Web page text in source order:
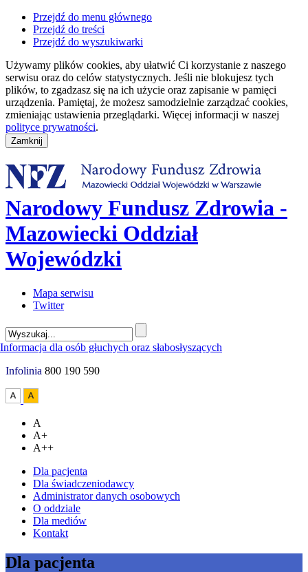
Przejdź do menu głównego
Przejdź do treści
Przejdź do wyszukiwarki
Używamy plików cookies, aby ułatwić Ci korzystanie z naszego
serwisu oraz do celów statystycznych. Jeśli nie blokujesz tych
plików, to zgadzasz się na ich użycie oraz zapisanie w pamięci
urządzenia. Pamiętaj, że możesz samodzielnie zarządzać cookies,
zmieniając ustawienia przeglądarki. Więcej informacji w naszej
polityce prywatności.
Narodowy Fundusz Zdrowia -
Mazowiecki Oddział
Wojewódzki
Mapa serwisu
Twitter
Infolinia 800 190 590
A
A+
A++
Dla pacjenta
Dla świadczeniodawcy
Administrator danych osobowych
O oddziale
Dla mediów
Kontakt
Dla pacjenta